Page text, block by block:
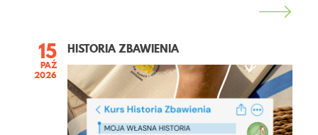
15
PAŹ
2026
HISTORIA ZBAWIENIA